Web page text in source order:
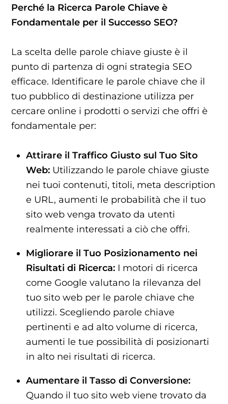
Perché la Ricerca Parole Chiave è
Fondamentale per il Successo SEO?
La scelta delle parole chiave giuste è il
punto di partenza di ogni strategia SEO
efficace. Identificare le parole chiave che il
tuo pubblico di destinazione utilizza per
cercare online i prodotti o servizi che offri è
fondamentale per:
Attirare il Traffico Giusto sul Tuo Sito
Web: Utilizzando le parole chiave giuste
nei tuoi contenuti, titoli, meta description
e URL, aumenti le probabilità che il tuo
sito web venga trovato da utenti
realmente interessati a ciò che offri.
Migliorare il Tuo Posizionamento nei
Risultati di Ricerca: I motori di ricerca
come Google valutano la rilevanza del
tuo sito web per le parole chiave che
utilizzi. Scegliendo parole chiave
pertinenti e ad alto volume di ricerca,
aumenti le tue possibilità di posizionarti
in alto nei risultati di ricerca.
Aumentare il Tasso di Conversione:
Quando il tuo sito web viene trovato da